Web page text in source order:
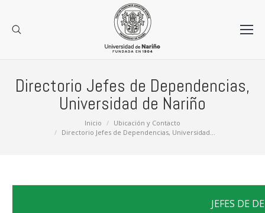
Directorio Jefes de Dependencias,
Universidad de Nariño
Inicio
Ubicación y Contacto
Directorio Jefes de Dependencias, Universidad…
JEFES DE